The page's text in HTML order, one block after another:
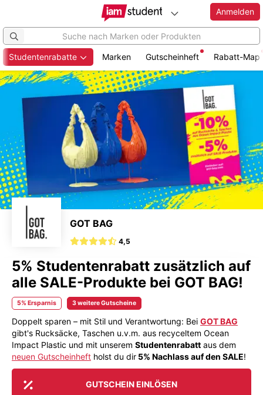
Zum
Hauptinhalt
springen
Anmelden
Studentenrabatte Marken Gutscheinheft Rabatt-Map
GOT BAG
4,5
5% Studentenrabatt zusätzlich auf
alle SALE-Produkte bei GOT BAG!
5% Ersparnis 3 weitere Gutscheine
Doppelt sparen – mit Stil und Verantwortung: Bei GOT BAG
gibt's Rucksäcke, Taschen u.v.m. aus recyceltem Ocean
Impact Plastic und mit unserem Studentenrabatt aus dem
neuen Gutscheinheft holst du dir 5% Nachlassauf den SALE!
GUTSCHEIN EINLÖSEN